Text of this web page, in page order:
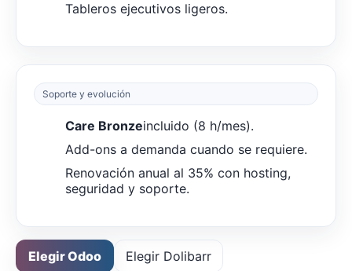
Tableros ejecutivos ligeros.
Soporte y evolución
Care Bronzeincluido (8 h/mes).
Add-ons a demanda cuando se requiere.
Renovación anual al 35% con hosting,
seguridad y soporte.
Elegir Odoo Elegir Dolibarr